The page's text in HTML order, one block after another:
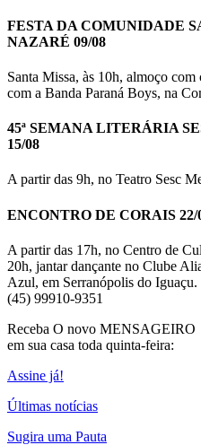
FESTA DA COMUNIDADE
NAZARÉ 09/08
Santa Missa, às 10h, almoço
com a Banda Paraná Boys, na
45ª SEMANA LITERÁRIA
15/08
A partir das 9h, no Teatro Sesc
ENCONTRO DE CORAIS 22/
A partir das 17h, no Centro de
20h, jantar dançante no Clube
Azul, em Serranópolis do
(45) 99910-9351
Receba O novo MENSAGEIRO
em sua casa toda quinta-feira:
Assine já!
Últimas notícias
Sugira uma Pauta